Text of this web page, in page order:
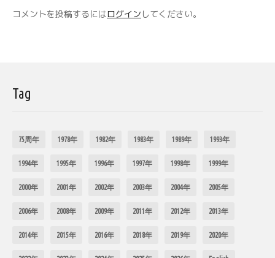
コメントを投稿するにはログイン してください。
Tag
75周年 1978年 1982年 1983年 1989年 1993年
1994年 1995年 1996年 1997年 1998年 1999年
2000年 2001年 2002年 2003年 2004年 2005年
2006年 2008年 2009年 2011年 2012年 2013年
2014年 2015年 2016年 2018年 2019年 2020年